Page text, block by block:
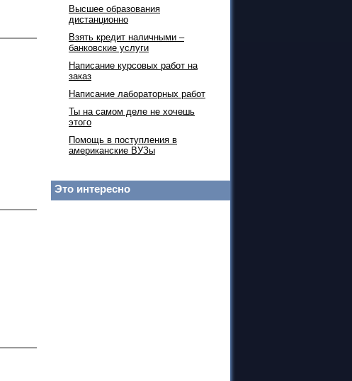
Высшее образования
дистанционно
Взять кредит наличными –
банковские услуги
Написание курсовых работ на
заказ
Написание лабораторных работ
Ты на самом деле не хочешь
этого
Помощь в поступления в
американские ВУЗы
Это интересно